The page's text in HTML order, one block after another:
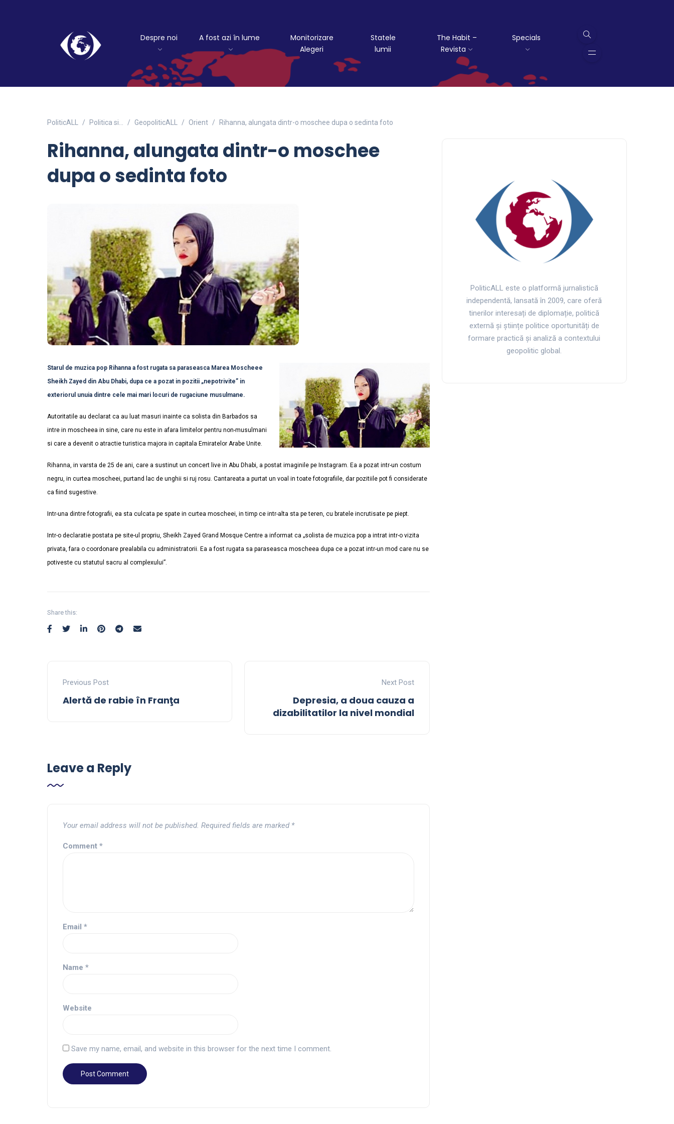
Despre noi A fost azi în lume
Monitorizare
Alegeri
Statele
lumii
The Habit –
Revista
Specials
PoliticALL Politica si… GeopoliticALL Orient Rihanna, alungata dintr-o moschee dupa o sedinta foto
Rihanna, alungata dintr-o moschee
dupa o sedinta foto
Starul de muzica pop Rihanna a fost rugata sa paraseasca Marea Moscheee
Sheikh Zayed din Abu Dhabi, dupa ce a pozat in pozitii „nepotrivite” in
exteriorul unuia dintre cele mai mari locuri de rugaciune musulmane.
Autoritatile au declarat ca au luat masuri inainte ca solista din Barbados sa
intre in moscheea in sine, care nu este in afara limitelor pentru non-musulmani
si care a devenit o atractie turistica majora in capitala Emiratelor Arabe Unite.
Rihanna, in varsta de 25 de ani, care a sustinut un concert live in Abu Dhabi, a postat imaginile pe Instagram. Ea a pozat intr-un costum
negru, in curtea moscheei, purtand lac de unghii si ruj rosu. Cantareata a purtat un voal in toate fotografiile, dar pozitiile pot fi considerate
ca fiind sugestive.
Intr-una dintre fotografii, ea sta culcata pe spate in curtea moscheei, in timp ce intr-alta sta pe teren, cu bratele incrutisate pe piept.
Intr-o declaratie postata pe site-ul propriu, Sheikh Zayed Grand Mosque Centre a informat ca „solista de muzica pop a intrat intr-o vizita
privata, fara o coordonare prealabila cu administratorii. Ea a fost rugata sa paraseasca moscheea dupa ce a pozat intr-un mod care nu se
potiveste cu statutul sacru al complexului”.
Share this:
Previous Post
Alertă de rabie în Franţa
Next Post
Depresia, a doua cauza a
dizabilitatilor la nivel mondial
Leave a Reply
Your email address will not be published. Required fields are marked *
Comment *
Email *
Name *
Website
Save my name, email, and website in this browser for the next time I comment.
PoliticALL este o platformă jurnalistică
independentă, lansată în 2009, care oferă
tinerilor interesați de diplomație, politică
externă și științe politice oportunități de
formare practică și analiză a contextului
geopolitic global.